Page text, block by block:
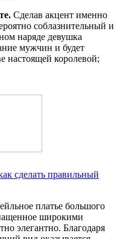
Сделав акцент именно
соблазнительный и
наряде девушка
мужчин и будет
настоящей королевой;
сделать правильный
платье большого
широкими
элегантно. Благодаря